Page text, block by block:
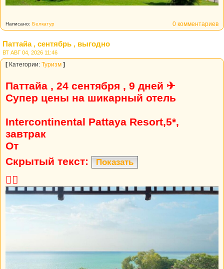
0 комментариев
Написано: Белкатур
Паттайа , сентябрь , выгодно
ВТ АВГ 04, 2026 11:46
[ Категории: Туризм ]
Паттайа , 24 сентября , 9 дней ✈
Супер цены на шикарный отель
Intercontinental Pattaya Resort,5*,
завтрак
От
Скрытый текст:
Показать
👍🏼